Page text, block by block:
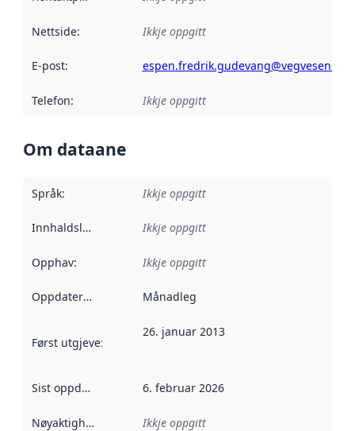
Nettside: Ikkje oppgitt
E-post: espen.fredrik.gudevang@vegvesen.no
Telefon: Ikkje oppgitt
Om dataane
Språk: Ikkje oppgitt
Innhaldsleverandørar :
Ikkje oppgitt
Opphav: Ikkje oppgitt
Oppdateringsfrekvens :
Månadleg
Først utgjeve: Denne datoen seier når dataa i dette
26. januar 2013
Sist oppdatert 6. februar 2026
Nøyaktigheit Ikkje oppgitt